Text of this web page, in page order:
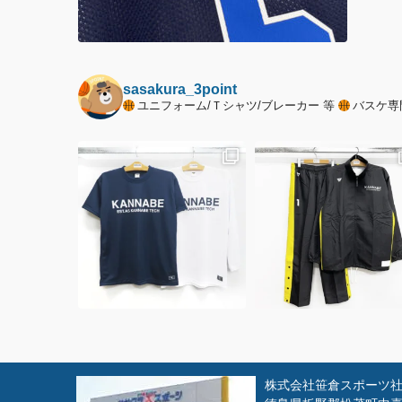
sasakura_3point
ユニフォーム/Ｔシャツ/ブレーカー 等 バスケ
株式会社笹倉スポーツ